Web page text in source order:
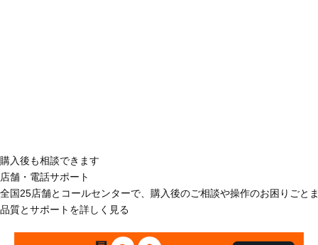
購入後も相談できます
店舗・電話サポート
全国25店舗とコールセンターで、購入後のご相談や操作のお困りごと
品質とサポートを詳しく見る